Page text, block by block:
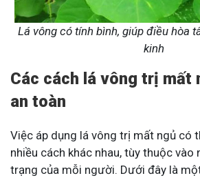
Lá vông có tính bình, giúp điều hòa
kinh
Các cách lá vông trị mất
an toàn
Việc áp dụng lá vông trị mất ngủ có
nhiều cách khác nhau, tùy thuộc vào
trạng của mỗi người. Dưới đây là